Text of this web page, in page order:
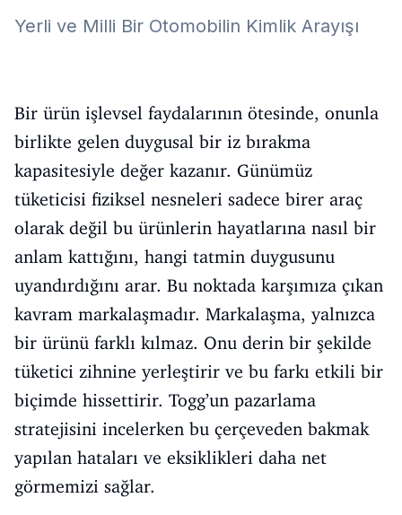
Yerli ve Milli Bir Otomobilin Kimlik Arayışı
Bir ürün işlevsel faydalarının ötesinde, onunla
birlikte gelen duygusal bir iz bırakma
kapasitesiyle değer kazanır. Günümüz
tüketicisi fiziksel nesneleri sadece birer araç
olarak değil bu ürünlerin hayatlarına nasıl bir
anlam kattığını, hangi tatmin duygusunu
uyandırdığını arar. Bu noktada karşımıza çıkan
kavram markalaşmadır. Markalaşma, yalnızca
bir ürünü farklı kılmaz. Onu derin bir şekilde
tüketici zihnine yerleştirir ve bu farkı etkili bir
biçimde hissettirir. Togg’un pazarlama
stratejisini incelerken bu çerçeveden bakmak
yapılan hataları ve eksiklikleri daha net
görmemizi sağlar.